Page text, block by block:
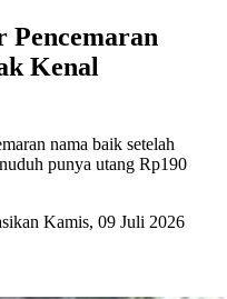
Pencemaran
Kenal
nama baik setelah
punya utang Rp190
Kamis, 09 Juli 2026